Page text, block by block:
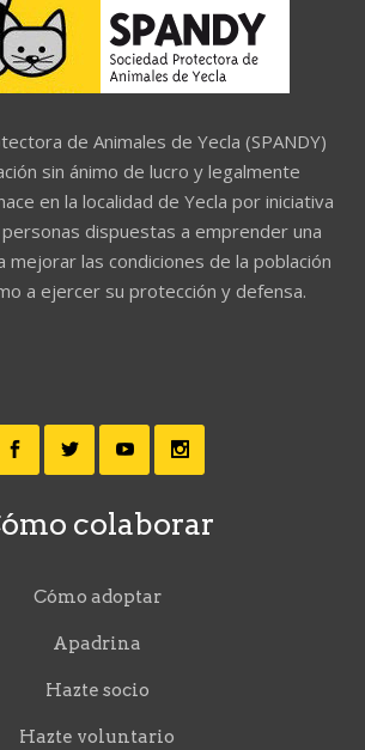
de Animales de Yecla (SPANDY)
sin ánimo de lucro y legalmente
en la localidad de Yecla por iniciativa
dispuestas a emprender una
mejorar las condiciones de la población
a ejercer su protección y defensa.
colaborar
Cómo adoptar
Apadrina
Hazte socio
Hazte voluntario